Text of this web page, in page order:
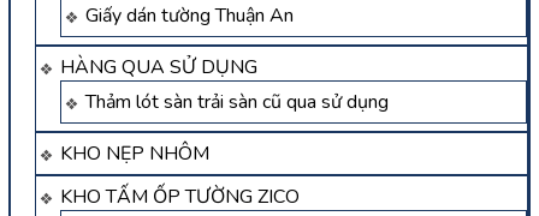
Giấy dán tường Thuận An
HÀNG QUA SỬ DỤNG
Thảm lót sàn trải sàn cũ qua sử dụng
KHO NẸP NHÔM
KHO TẤM ỐP TƯỜNG ZICO